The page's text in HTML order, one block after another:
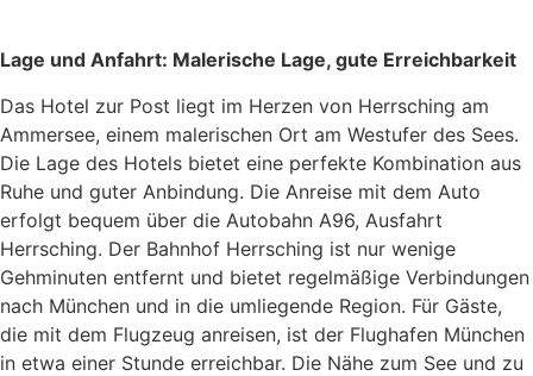
Lage und Anfahrt: Malerische Lage, gute Erreichbarkeit
Das Hotel zur Post liegt im Herzen von Herrsching am
Ammersee, einem malerischen Ort am Westufer des Sees.
Die Lage des Hotels bietet eine perfekte Kombination aus
Ruhe und guter Anbindung. Die Anreise mit dem Auto
erfolgt bequem über die Autobahn A96, Ausfahrt
Herrsching. Der Bahnhof Herrsching ist nur wenige
Gehminuten entfernt und bietet regelmäßige Verbindungen
nach München und in die umliegende Region. Für Gäste,
die mit dem Flugzeug anreisen, ist der Flughafen München
in etwa einer Stunde erreichbar. Die Nähe zum See und zu